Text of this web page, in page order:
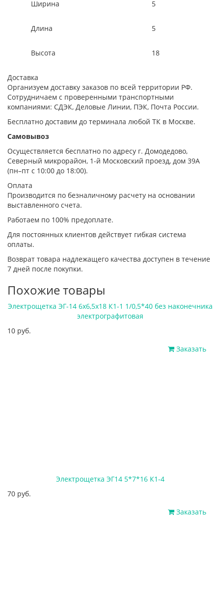
Ширина 5
Длина 5
Высота 18
Доставка
Организуем доставку заказов по всей территории РФ.
Сотрудничаем с проверенными транспортными
компаниями: СДЭК, Деловые Линии, ПЭК, Почта России.
Бесплатно доставим до терминала любой ТК в Москве.
Самовывоз
Осуществляется бесплатно по адресу г. Домодедово,
Северный микрорайон, 1-й Московский проезд, дом 39А
(пн–пт с 10:00 до 18:00).
Оплата
Производится по безналичному расчету на основании
выставленного счета.
Работаем по 100% предоплате.
Для постоянных клиентов действует гибкая система
оплаты.
Возврат товара надлежащего качества доступен в течение
7 дней после покупки.
Похожие товары
Электрощетка ЭГ-14 6х6,5х18 К1-1 1/0,5*40 без наконечника
электрографитовая
10 руб.
Заказать
Электрощетка ЭГ14 5*7*16 К1-4
70 руб.
Заказать